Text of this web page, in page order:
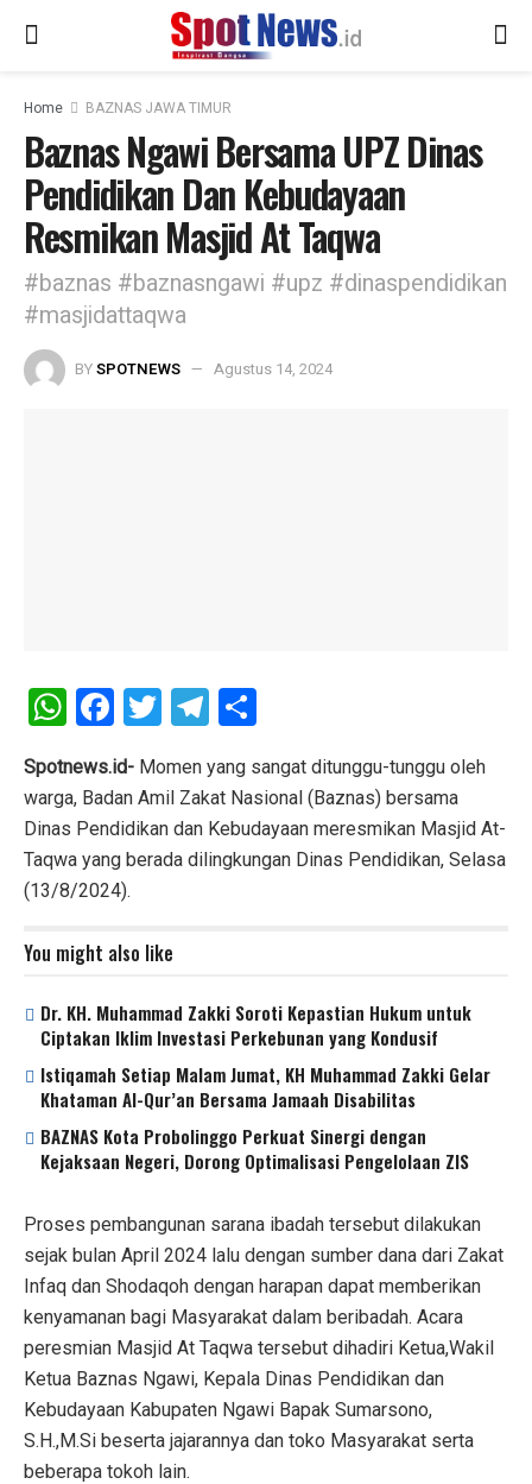
Home BAZNAS JAWA TIMUR
Baznas Ngawi Bersama UPZ Dinas
Pendidikan Dan Kebudayaan
Resmikan Masjid At Taqwa
#baznas #baznasngawi #upz #dinaspendidikan
#masjidattaqwa
BYSPOTNEWS Agustus 14, 2024
W
h
at
s
A
p
p
F
a
ce
b
o
o
k
T
wi
tt
er
T
el
e
gr
a
ar
e
Spotnews.id- Momen yang sangat ditunggu-tunggu oleh
warga, Badan Amil Zakat Nasional (Baznas) bersama
Dinas Pendidikan dan Kebudayaan meresmikan Masjid At-
Taqwa yang berada dilingkungan Dinas Pendidikan, Selasa
(13/8/2024).
You might also like
Dr. KH. Muhammad Zakki Soroti Kepastian Hukum untuk
Ciptakan Iklim Investasi Perkebunan yang Kondusif
Istiqamah Setiap Malam Jumat, KH Muhammad Zakki Gelar
Khataman Al-Qur’an Bersama Jamaah Disabilitas
BAZNAS Kota Probolinggo Perkuat Sinergi dengan
Kejaksaan Negeri, Dorong Optimalisasi Pengelolaan ZIS
Proses pembangunan sarana ibadah tersebut dilakukan
sejak bulan April 2024 lalu dengan sumber dana dari Zakat
Infaq dan Shodaqoh dengan harapan dapat memberikan
kenyamanan bagi Masyarakat dalam beribadah. Acara
peresmian Masjid At Taqwa tersebut dihadiri Ketua,Wakil
Ketua Baznas Ngawi, Kepala Dinas Pendidikan dan
Kebudayaan Kabupaten Ngawi Bapak Sumarsono,
S.H.,M.Si beserta jajarannya dan toko Masyarakat serta
beberapa tokoh lain.